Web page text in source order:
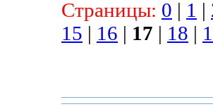
Страницы: 0 | 1 |
15 | 16 | 17 | 18 |